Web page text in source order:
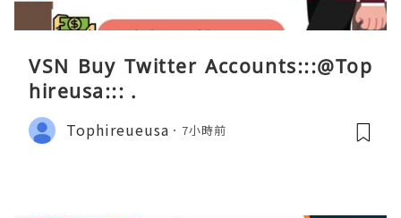
VSN Buy Twitter Accounts:::@Top
hireusa::: .
Tophireueusa 7小時前